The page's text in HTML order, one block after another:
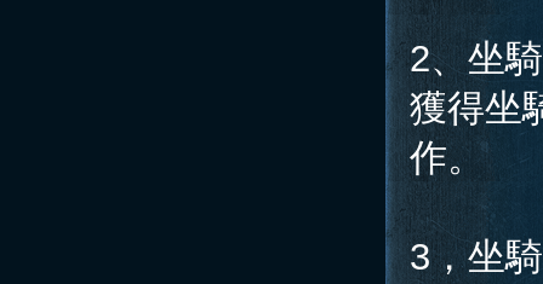
2、坐
獲得坐
作。
3，坐